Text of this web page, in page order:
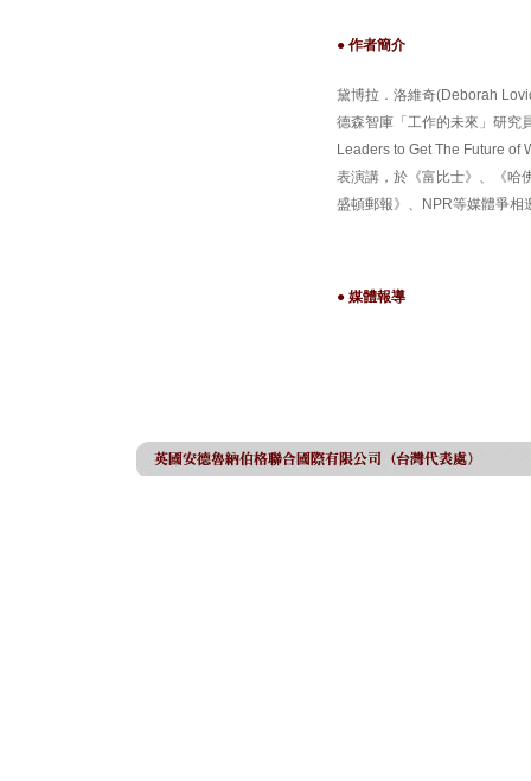
● 作者簡介
黛博拉．洛維奇(Deborah
德森智庫「工作的未來」研究
Leaders to Get The Future of
表演講，於《富比士》、《哈
盛頓郵報》、NPR等媒體爭相
● 媒體報導